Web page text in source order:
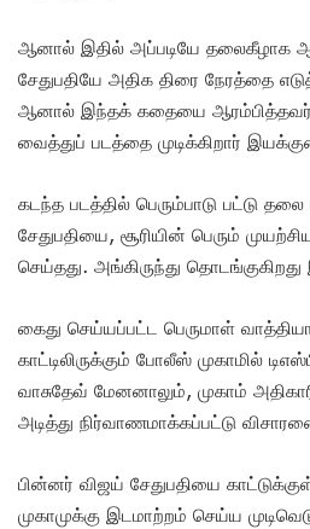
ஆனால் இதில் அப்படியே தலைகீழாக
சேதுபதியே அதிக திரை நேரத்தை
ஆனால் இந்தக் கதையை ஆரம்பித்தவர்
வைத்துப் படத்தை முடிக்கிறார்
கடந்த படத்தில் பெரும்பாடு பட்டு
சேதுபதியை, சூரியின் பெரும்
செய்தது. அங்கிருந்து
கைது செய்யப்பட்ட பெருமாள்
காட்டிலிருக்கும் போலீஸ் முகாமில்
வாசுதேவ் மேனனாலும், முகாம்
அடித்து நிர்வாணமாக்கப்பட்டு
பின்னர் விஜய் சேதுபதியை
முகாமுக்கு இடமாற்றம் செய்ய